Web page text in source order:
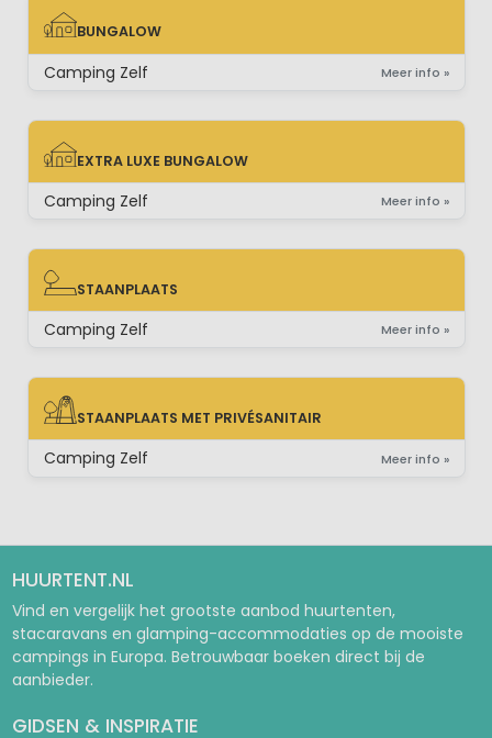
BUNGALOW
BUNGALOW
Camping Zelf Meer info »
EXTRA LUXE BUNGALOW
EXTRA LUXE BUNGALOW
Camping Zelf Meer info »
STAANPLAATS
STAANPLAATS
Camping Zelf Meer info »
STAANPLAATS MET PRIVÉSANITAIR
STAANPLAATS MET PRIVÉSANITAIR
Camping Zelf Meer info »
HUURTENT.NL
Vind en vergelijk het grootste aanbod huurtenten,
stacaravans en glamping-accommodaties op de mooiste
campings in Europa. Betrouwbaar boeken direct bij de
aanbieder.
GIDSEN & INSPIRATIE